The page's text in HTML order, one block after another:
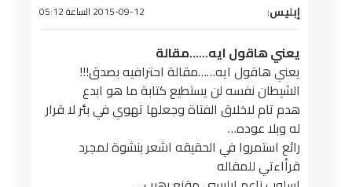
يقول
إبليس: 2015-09-12 الساعة 05:12
يعني هاقول ايه……مقالة
يعني هاقول ايه……مقالة احترافيه بصدق!!!
الشيطان نفسه لن يستطيع كتابة ما هو ابدع
هدم تام لاخلاق الفتاة وجعلها تهوي في بئر لا قرار
له وبلا عوده…
رائع استمروا في الحقيقه اشعر بنشوة لمجرد
قرأاءتي للمقاله